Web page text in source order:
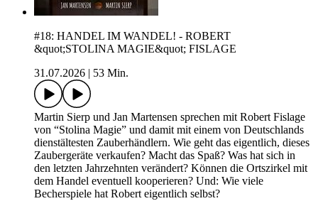
#18: HANDEL IM WANDEL! - ROBERT
&quot;STOLINA MAGIE&quot; FISLAGE
31.07.2026
53 Min.
Martin Sierp und Jan Martensen sprechen mit Robert Fislage
von “Stolina Magie” und damit mit einem von Deutschlands
dienstältesten Zauberhändlern. Wie geht das eigentlich, dieses
Zaubergeräte verkaufen? Macht das Spaß? Was hat sich in
den letzten Jahrzehnten verändert? Können die Ortszirkel mit
dem Handel eventuell kooperieren? Und: Wie viele
Becherspiele hat Robert eigentlich selbst?